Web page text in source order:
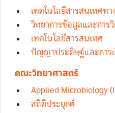
เทคโนโลยีสารสนเทศท
วิทยาการข้อมูลและการวิ
เทคโนโลยีสารสนเทศ
ปัญญาประดิษฐ์และการเ
คณะวิทยาศาสตร์
Applied Microbiology
สถิติประยุกต์